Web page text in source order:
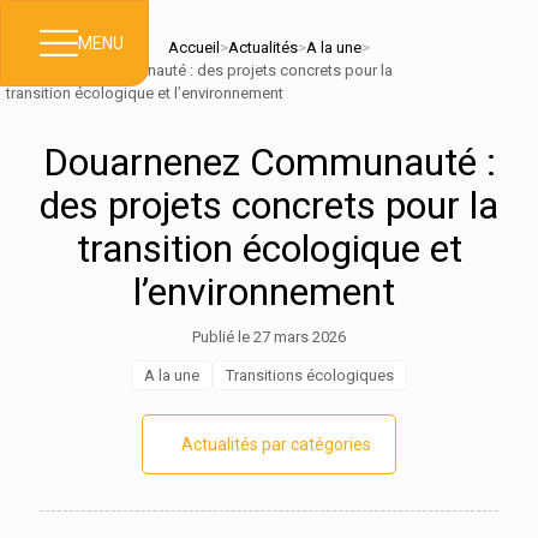
MENU Accueil >Actualités>A la une>
Douarnenez Communauté : des projets concrets pour la
transition écologique et l’environnement
Douarnenez Communauté :
des projets concrets pour la
transition écologique et
l’environnement
Publié le 27 mars 2026
A la une Transitions écologiques
Actualités par catégories